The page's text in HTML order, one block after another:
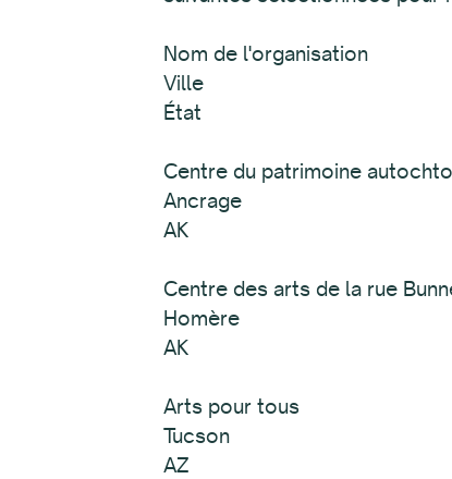
Nom de l'organisation
Ville
État
Centre du patrimoine
Ancrage
AK
Centre des arts de la rue
Homère
AK
Arts pour tous
Tucson
AZ